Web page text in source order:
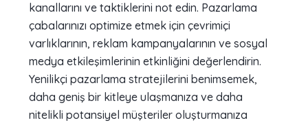
kanallarını ve taktiklerini not edin. Pazarlama
çabalarınızı optimize etmek için çevrimiçi
varlıklarının, reklam kampanyalarının ve sosyal
medya etkileşimlerinin etkinliğini değerlendirin.
Yenilikçi pazarlama stratejilerini benimsemek,
daha geniş bir kitleye ulaşmanıza ve daha
nitelikli potansiyel müşteriler oluşturmanıza